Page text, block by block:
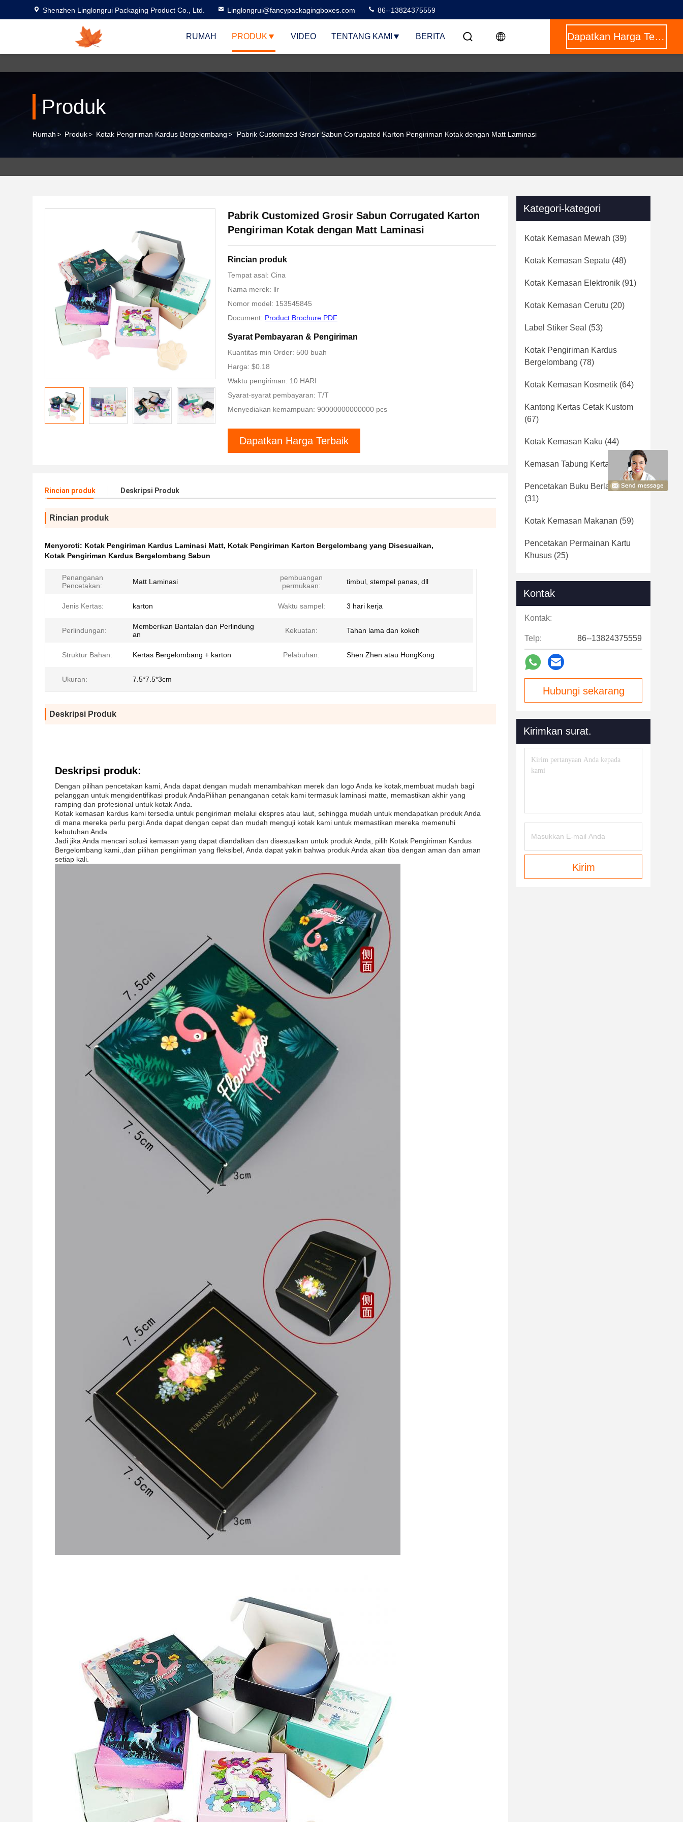
Shenzhen Linglongrui Packaging Product Co., Ltd. Linglongrui@fancypackagingboxes.com 86--13824375559
RUMAH PRODUK VIDEO TENTANG KAMI BERITA Dapatkan Harga Terbaik
Produk
Rumah> Produk> Kotak Pengiriman Kardus Bergelombang> Pabrik Customized Grosir Sabun Corrugated Karton Pengiriman Kotak dengan Matt Laminasi
Pabrik Customized Grosir Sabun Corrugated Karton
Pengiriman Kotak dengan Matt Laminasi
Rincian produk
Tempat asal: Cina
Nama merek: llr
Nomor model: 153545845
Document: Product Brochure PDF
Syarat Pembayaran & Pengiriman
Kuantitas min Order: 500 buah
Harga: $0.18
Waktu pengiriman: 10 HARI
Syarat-syarat pembayaran: T/T
Menyediakan kemampuan: 90000000000000 pcs
Dapatkan Harga Terbaik
Rincian produk Deskripsi Produk
Rincian produk
Menyoroti: Kotak Pengiriman Kardus Laminasi Matt, Kotak Pengiriman Karton Bergelombang yang Disesuaikan,
Kotak Pengiriman Kardus Bergelombang Sabun
Penanganan
Pencetakan:
Matt Laminasi
pembuangan
permukaan:
timbul, stempel panas, dll
Jenis Kertas: karton Waktu sampel: 3 hari kerja
Perlindungan:
Memberikan Bantalan dan Perlindung
an
Kekuatan: Tahan lama dan kokoh
Struktur Bahan: Kertas Bergelombang + karton Pelabuhan: Shen Zhen atau HongKong
Ukuran: 7.5*7.5*3cm
Deskripsi Produk
Deskripsi produk:
Dengan pilihan pencetakan kami, Anda dapat dengan mudah menambahkan merek dan logo Anda ke kotak,membuat mudah bagi
pelanggan untuk mengidentifikasi produk AndaPilihan penanganan cetak kami termasuk laminasi matte, memastikan akhir yang
ramping dan profesional untuk kotak Anda.
Kotak kemasan kardus kami tersedia untuk pengiriman melalui ekspres atau laut, sehingga mudah untuk mendapatkan produk Anda
di mana mereka perlu pergi.Anda dapat dengan cepat dan mudah menguji kotak kami untuk memastikan mereka memenuhi
kebutuhan Anda.
Jadi jika Anda mencari solusi kemasan yang dapat diandalkan dan disesuaikan untuk produk Anda, pilih Kotak Pengiriman Kardus
Bergelombang kami.,dan pilihan pengiriman yang fleksibel, Anda dapat yakin bahwa produk Anda akan tiba dengan aman dan aman
setiap kali.
Kategori-kategori
Kotak Kemasan Mewah (39)
Kotak Kemasan Sepatu (48)
Kotak Kemasan Elektronik (91)
Kotak Kemasan Cerutu (20)
Label Stiker Seal (53)
Kotak Pengiriman Kardus
Bergelombang (78)
Kotak Kemasan Kosmetik (64)
Kantong Kertas Cetak Kustom
(67)
Kotak Kemasan Kaku (44)
Kemasan Tabung Kertas (36)
Pencetakan Buku Berlapis Karat
(31)
Kotak Kemasan Makanan (59)
Pencetakan Permainan Kartu
Khusus (25)
Kontak
Kontak:
Telp: 86--13824375559
Hubungi sekarang
Kirimkan surat.
Kirim